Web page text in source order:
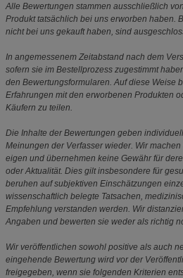
Alle Bewertungen stammen ausschließlich
Produkt tatsächlich bei uns erworben haben.
nicht bei uns gekauft haben, sind
In angemessenem Zeitabstand nach dem
sofern sie im Bestellprozess zugestimmt
den Bewertungsformularen. Auf diese Weise
Erfahrungen mit den erworbenen Produkten
Käufern zu teilen.
Die Inhalte der Bewertungen geben
Meinungen der Verfasser wieder. Wir
eigen und übernehmen keine Gewähr für
oder Aktualität. Dies gilt insbesondere für
beruhen auf subjektiven Einschätzungen
wissenschaftlich belegte Tatsachen,
Empfehlung verstanden werden. Wir
Angaben und bewerten sie weder als richtig
Wir veröffentlichen sowohl positive als auch
eingehende Bewertung wird vor der
freigegeben, wenn sie folgenden Kriterien